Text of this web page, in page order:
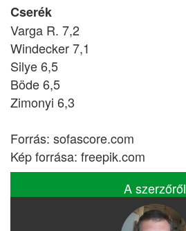
Cserék
Varga R. 7,2
Windecker 7,1
Silye 6,5
Böde 6,5
Zimonyi 6,3
Forrás: sofascore.com
Kép forrása: freepik.com
A szerzőről